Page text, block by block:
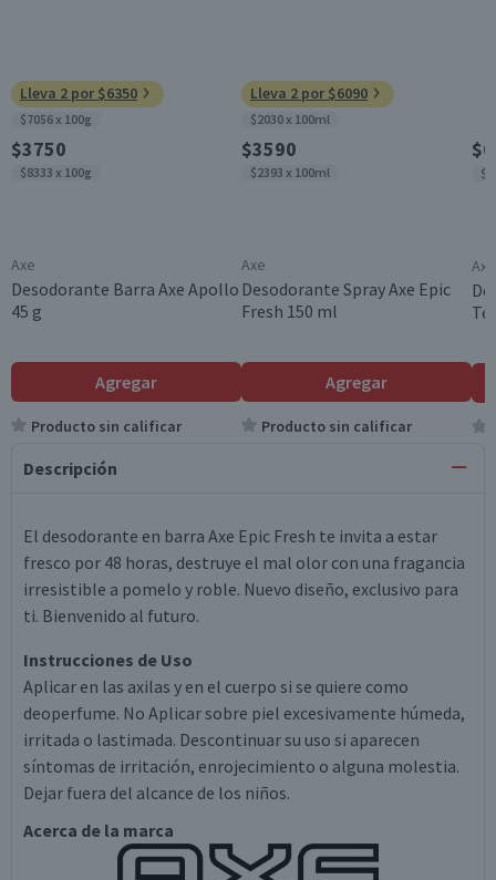
Lleva 2 por $6350
$7056 x 100g
$3750
$8333 x 100g
Axe
Desodorante Barra Axe Apollo
45 g
Agregar
Producto sin calificar
Lleva 2 por $6090
$2030 x 100ml
$3590
$2393 x 100ml
Axe
Desodorante Spray Axe Epic
Fresh 150 ml
Agregar
Producto sin calificar
Axe
Descripción
El desodorante en barra Axe Epic Fresh te invita a estar
fresco por 48 horas, destruye el mal olor con una fragancia
irresistible a pomelo y roble. Nuevo diseño, exclusivo para
ti. Bienvenido al futuro.
Instrucciones de Uso
Aplicar en las axilas y en el cuerpo si se quiere como
deoperfume. No Aplicar sobre piel excesivamente húmeda,
irritada o lastimada. Descontinuar su uso si aparecen
síntomas de irritación, enrojecimiento o alguna molestia.
Dejar fuera del alcance de los niños.
Acerca de la marca